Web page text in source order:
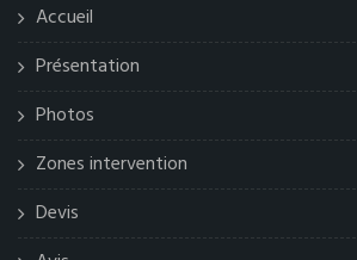
Accueil
Présentation
Photos
Zones intervention
Devis